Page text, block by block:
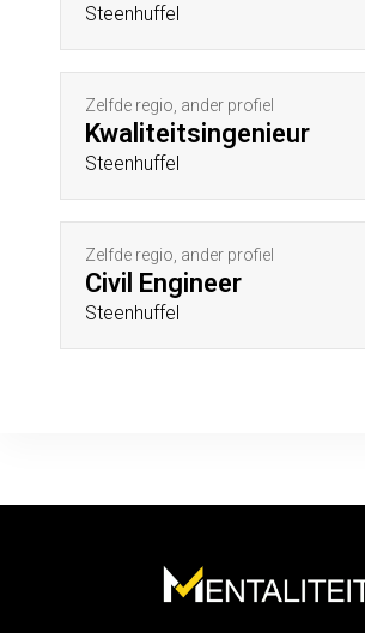
Steenhuffel
Zelfde regio, ander profiel
Kwaliteitsingenieur
Steenhuffel
Zelfde regio, ander profiel
Civil Engineer
Steenhuffel